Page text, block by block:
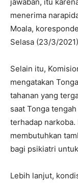
jawaban, itu
menerima
Moala,
Selasa (23/3/
Selain itu,
mengatakan
tahanan yang
saat Tonga
terhadap
membutuhkan
bagi psikiatri
Lebih lanjut,